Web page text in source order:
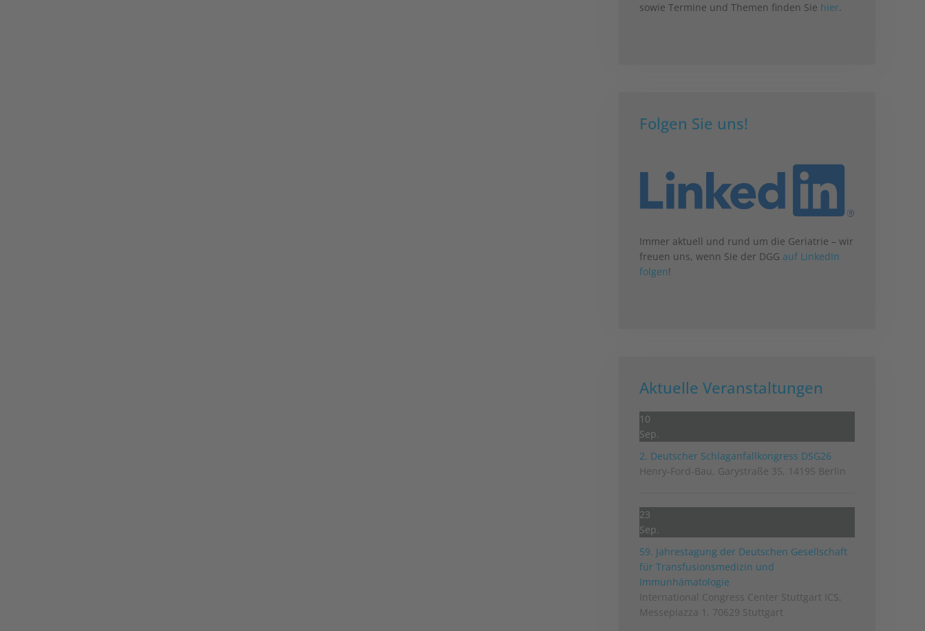
sowie Termine und Themen finden Sie hier.
Folgen Sie uns!
Immer aktuell und rund um die Geriatrie – wir
freuen uns, wenn Sie der DGG auf LinkedIn
folgen!
Aktuelle Veranstaltungen
10
Sep.
2. Deutscher Schlag­anfall­kongress DSG26
Henry-Ford-Bau, Garystraße 35, 14195 Berlin
23
Sep.
59. Jahrestagung der Deutschen Gesellschaft
für Transfusionsmedizin und
Immunhämatologie
International Congress Center Stuttgart ICS,
Messepiazza 1, 70629 Stuttgart